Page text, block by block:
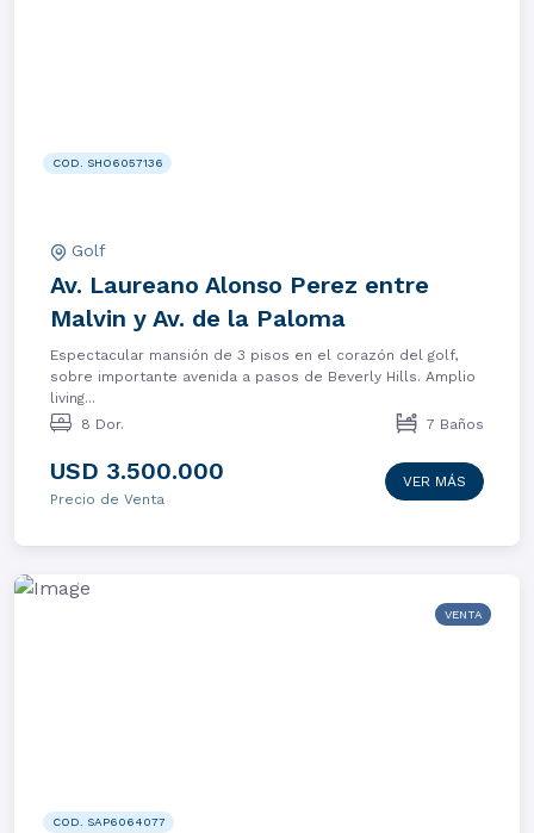
COD. SHO6057136
Golf
Av. Laureano Alonso Perez entre
Malvin y Av. de la Paloma
Espectacular mansión de 3 pisos en el corazón del golf,
sobre importante avenida a pasos de Beverly Hills. Amplio
living...
8 Dor.
7 Baños
USD 3.500.000
Precio de Venta
VER MÁS
VENTA
COD. SAP6064077